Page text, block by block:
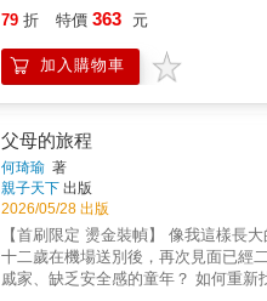
書寫的文字能夠被編纂成書，那麼，
面失去、擁抱不完美，並在每一次的
力，讓每一段故事，都譜出動人的
79 折 特價 363 元
加入購物車
父母的旅程
何琦瑜 著
親子天下 出版
2026/05/28 出版
【首刷限定 燙金裝幀】 像我這樣長大的孩子，如何回望
十二歲在機場送別後，再次見面已經
戚家、缺乏安全感的童年？ 如何重新找回家的力量、愛的真諦？ 親子天下創辦人何